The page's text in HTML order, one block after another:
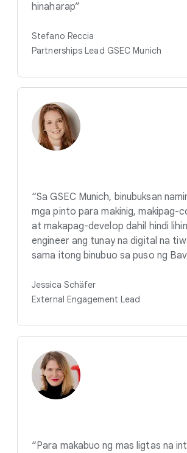
hinaharap”
Stefano Reccia
Partnerships Lead GSEC Munich
“Sa GSEC Munich, binubuksan
mga pinto para makinig, makipag-
at makapag-develop dahil hindi
engineer ang tunay na digital na
sama itong binubuo sa puso ng
Jessica Schäfer
External Engagement Lead
“Para makabuo ng mas ligtas na